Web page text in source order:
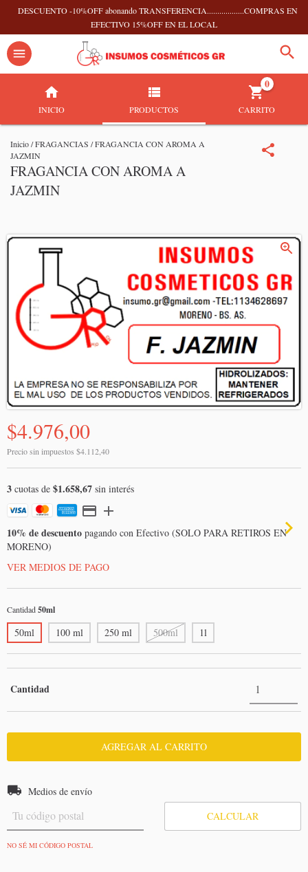
DESCUENTO -10%OFF abonando TRANSFERENCIA..................COMPRAS EN
EFECTIVO 15%OFF EN EL LOCAL
INICIO PRODUCTOS CARRITO
0
Inicio/FRAGANCIAS /FRAGANCIA CON AROMA A
JAZMIN
FRAGANCIA CON AROMA A
JAZMIN
$4.976,00
Precio sin impuestos $4.112,40
3 cuotas de $1.658,67 sin interés
10% de descuento pagando con Efectivo (SOLO PARA RETIROS EN
MORENO)
VER MEDIOS DE PAGO
Cantidad50ml
50ml 100 ml 250 ml 500ml 1l
Cantidad
Entregas para el CP:
Medios de envío
CALCULAR
NO SÉ MI CÓDIGO POSTAL